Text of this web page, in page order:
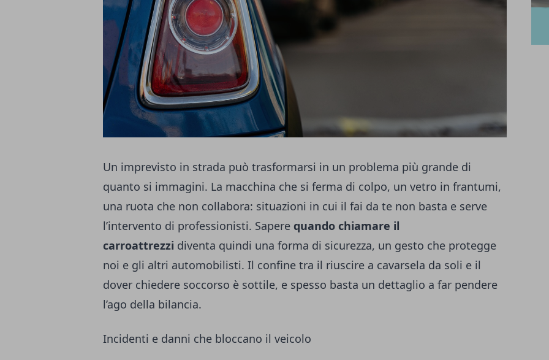
Un imprevisto in strada può trasformarsi in un problema più grande di
quanto si immagini. La macchina che si ferma di colpo, un vetro in frantumi,
una ruota che non collabora: situazioni in cui il fai da te non basta e serve
l’intervento di professionisti. Sapere quando chiamare il
carroattrezzi diventa quindi una forma di sicurezza, un gesto che protegge
noi e gli altri automobilisti. Il confine tra il riuscire a cavarsela da soli e il
dover chiedere soccorso è sottile, e spesso basta un dettaglio a far pendere
l’ago della bilancia.
Incidenti e danni che bloccano il veicolo